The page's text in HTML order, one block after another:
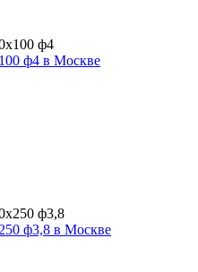
ф4 в Москве
ф3,8 в Москве